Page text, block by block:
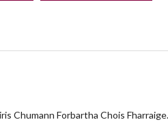
Chumann Forbartha Chois